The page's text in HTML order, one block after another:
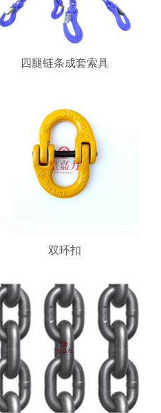
四腿链条成套索具
双环扣